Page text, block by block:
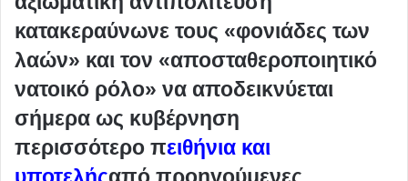
κατακεραύνωνε τους «φονιάδες των
λαών» και τον «αποσταθεροποιητικό
νατοικό ρόλο» να αποδεικνύεται
σήμερα ως κυβέρνηση
περισσότερο πειθήνια και